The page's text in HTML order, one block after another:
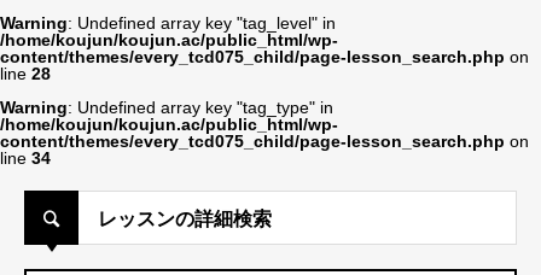
Warning: Undefined array key "tag_level" in
/home/koujun/koujun.ac/public_html/wp-
content/themes/every_tcd075_child/page-lesson_search.php on
line 28
Warning: Undefined array key "tag_type" in
/home/koujun/koujun.ac/public_html/wp-
content/themes/every_tcd075_child/page-lesson_search.php on
line 34
レッスンの詳細検索